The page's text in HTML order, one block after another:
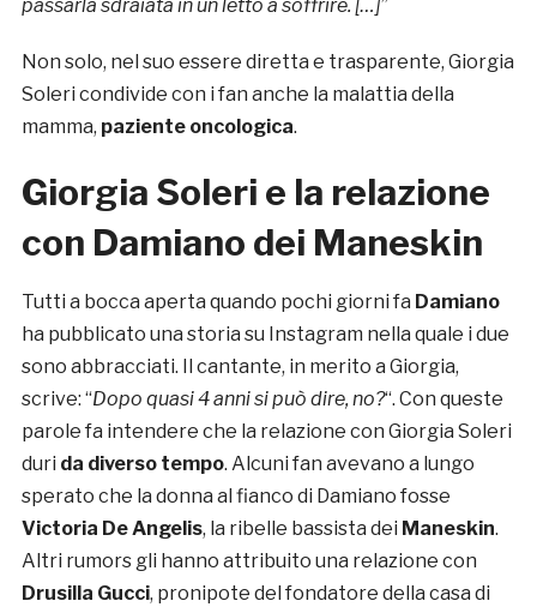
passarla sdraiata in un letto a soffrire. […]”
Non solo, nel suo essere diretta e trasparente, Giorgia
Soleri condivide con i fan anche la malattia della
mamma, paziente oncologica.
Giorgia Soleri e la relazione
con Damiano dei Maneskin
Tutti a bocca aperta quando pochi giorni fa Damiano
ha pubblicato una storia su Instagram nella quale i due
sono abbracciati. Il cantante, in merito a Giorgia,
scrive: “Dopo quasi 4 anni si può dire, no?“. Con queste
parole fa intendere che la relazione con Giorgia Soleri
duri da diverso tempo. Alcuni fan avevano a lungo
sperato che la donna al fianco di Damiano fosse
Victoria De Angelis, la ribelle bassista dei Maneskin.
Altri rumors gli hanno attribuito una relazione con
Drusilla Gucci, pronipote del fondatore della casa di